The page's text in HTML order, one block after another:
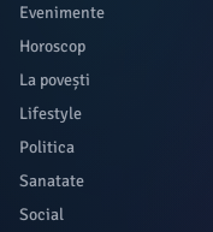
Evenimente
Horoscop
La povești
Lifestyle
Politica
Sanatate
Social